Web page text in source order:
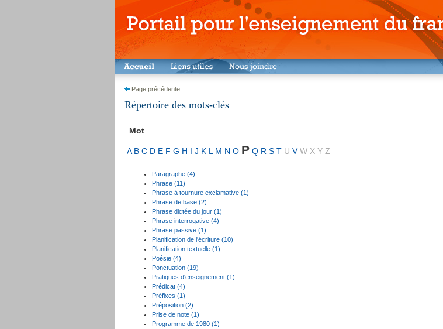
Page précédente
Répertoire des mots-clés
Mot
A B C D E F G H I J K L M N O P Q R S T U V W X Y Z
Paragraphe (4)
Phrase (11)
Phrase à tournure exclamative (1)
Phrase de base (2)
Phrase dictée du jour (1)
Phrase interrogative (4)
Phrase passive (1)
Planification de l'écriture (10)
Planification textuelle (1)
Poésie (4)
Ponctuation (19)
Pratiques d'enseignement (1)
Prédicat (4)
Préfixes (1)
Préposition (2)
Prise de note (1)
Programme de 1980 (1)